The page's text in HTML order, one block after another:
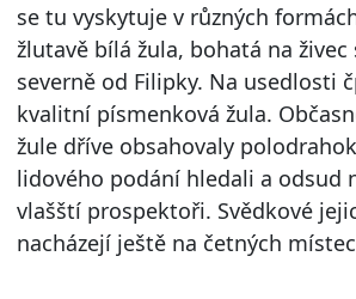
se tu vyskytuje v různých
žlutavě bílá žula, bohatá na živec
severně od Filipky. Na usedlosti
kvalitní písmenková žula.
žule dříve obsahovaly
lidového podání hledali a odsud
vlašští prospektoři. Svědkové
nacházejí ještě na četných